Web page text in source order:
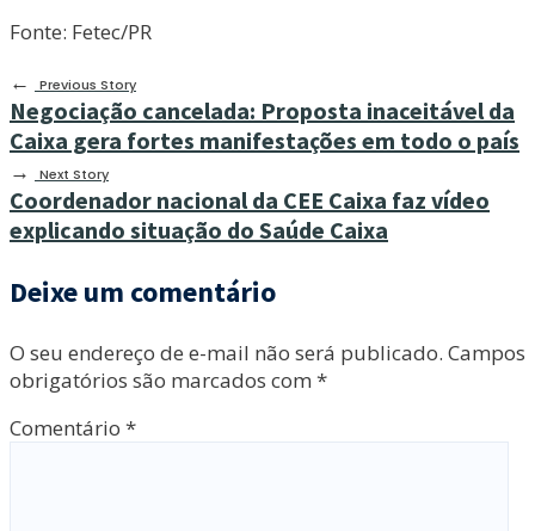
Fonte: Fetec/PR
←
Previous Story
Negociação cancelada: Proposta inaceitável da
Caixa gera fortes manifestações em todo o país
→ Next Story
Coordenador nacional da CEE Caixa faz vídeo
explicando situação do Saúde Caixa
Deixe um comentário
O seu endereço de e-mail não será publicado. Campos
obrigatórios são marcados com *
Comentário *